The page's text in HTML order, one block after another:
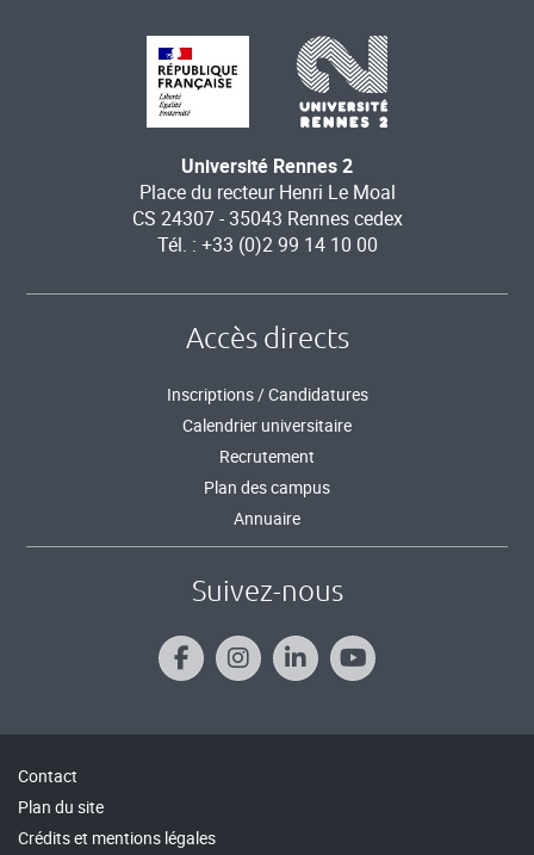
Université Rennes 2
Place du recteur Henri Le Moal
CS 24307 - 35043 Rennes cedex
Tél. : +33 (0)2 99 14 10 00
Accès directs
Inscriptions / Candidatures
Calendrier universitaire
Recrutement
Plan des campus
Annuaire
Suivez-nous
Contact
Plan du site
Crédits et mentions légales